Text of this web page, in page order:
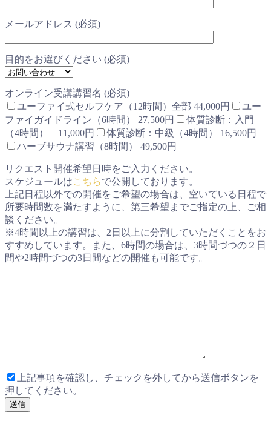
メールアドレス (必須)
目的をお選びください (必須)
オンライン受講講習名 (必須)
ユーファイ式セルフケア（12時間）全部 44,000円
ユー
ファイガイドライン（6時間） 27,500円
体質診断：入門
（4時間） 11,000円
体質診断：中級（4時間） 16,500円
ハーブサウナ講習（8時間） 49,500円
リクエスト開催希望日時をご入力ください。
スケジュールはこちらで公開しております。
上記日程以外での開催をご希望の場合は、空いている日程で
所要時間数を満たすように、第三希望までご指定の上、ご相
談ください。
※4時間以上の講習は、2日以上に分割していただくことをお
すすめしています。また、6時間の場合は、3時間づつの２日
間や2時間づつの3日間などの開催も可能です。
上記事項を確認し、チェックを外してから送信ボタンを
押してください。